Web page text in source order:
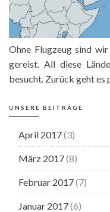
Ohne Flugzeug sind
gereist. All diese
besucht. Zurück geht es
UNSERE BEITRÄGE
April 2017(3)
März 2017(8)
Februar 2017(7)
Januar 2017(6)